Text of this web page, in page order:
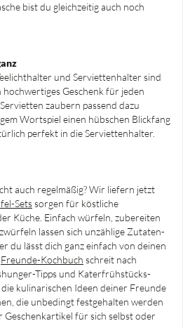
bist du gleichzeitig auch noch
und Serviettenhalter sind
Geschenk für jeden
Servietten zaubern passend dazu
Wortspiel einen hübschen Blickfang
perfekt in die Serviettenhalter.
auch regelmäßig? Wir liefern jetzt
Setssorgen für köstliche
Küche. Einfach würfeln, zubereiten
lassen sich unzählige Zutaten-
du lässt dich ganz einfach von deinen
Freunde-Kochbuch schreit nach
Tipps und Katerfrühstücks-
kulinarischen Ideen deiner Freunde
die unbedingt festgehalten werden
Geschenkartikel für sich selbst oder